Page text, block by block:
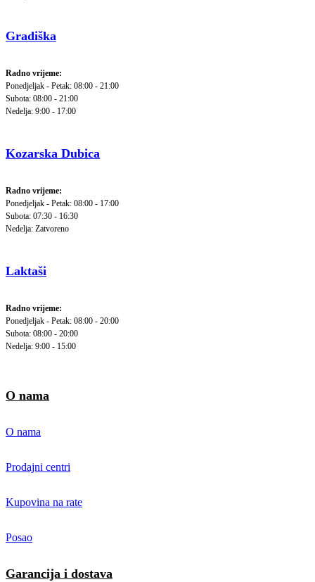
Gradiška
Radno vrijeme:
Ponedjeljak - Petak: 08:00 - 21:00
Subota: 08:00 - 21:00
Nedelja: 9:00 - 17:00
Kozarska Dubica
Radno vrijeme:
Ponedjeljak - Petak: 08:00 - 17:00
Subota: 07:30 - 16:30
Nedelja: Zatvoreno
Laktaši
Radno vrijeme:
Ponedjeljak - Petak: 08:00 - 20:00
Subota: 08:00 - 20:00
Nedelja: 9:00 - 15:00
O nama
O nama
Prodajni centri
Kupovina na rate
Posao
Garancija i dostava